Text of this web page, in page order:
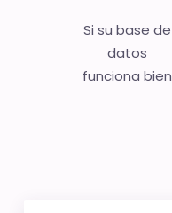
Si su base de
datos
funciona bien